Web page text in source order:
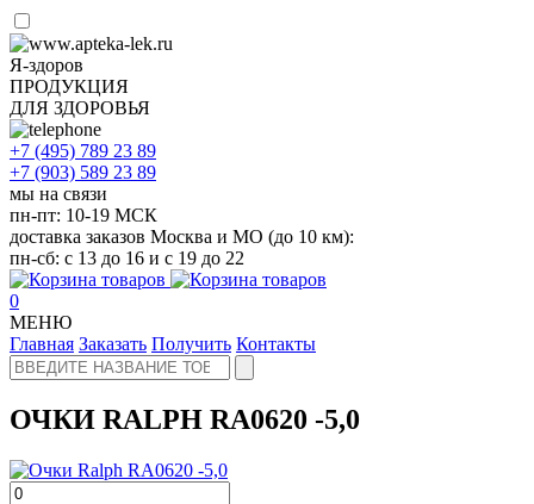
Я-здоров
ПРОДУКЦИЯ
ДЛЯ ЗДОРОВЬЯ
+7 (495) 789 23 89
+7 (903) 589 23 89
мы на связи
пн-пт: 10-19 МСК
доставка заказов Москва и МО (до 10 км):
пн-сб: с 13 до 16 и с 19 до 22
0
МЕНЮ
Главная Заказать Получить Контакты
ОЧКИ RALPH RA0620 -5,0